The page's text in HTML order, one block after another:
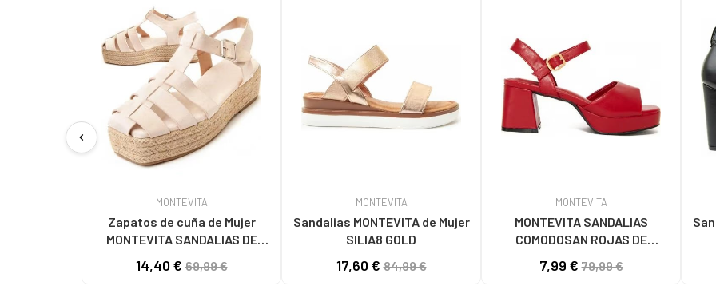
chevron_left
MONTEVITA
Zapatos de cuña de Mujer
MONTEVITA SANDALIAS DE
14,40 €69,99 €
MONTEVITA
Sandalias MONTEVITA de Mujer
SILIA8 GOLD
17,60 €84,99 €
MONTEVITA
MONTEVITA SANDALIAS
COMODOSAN ROJAS DE
7,99 €79,99 €